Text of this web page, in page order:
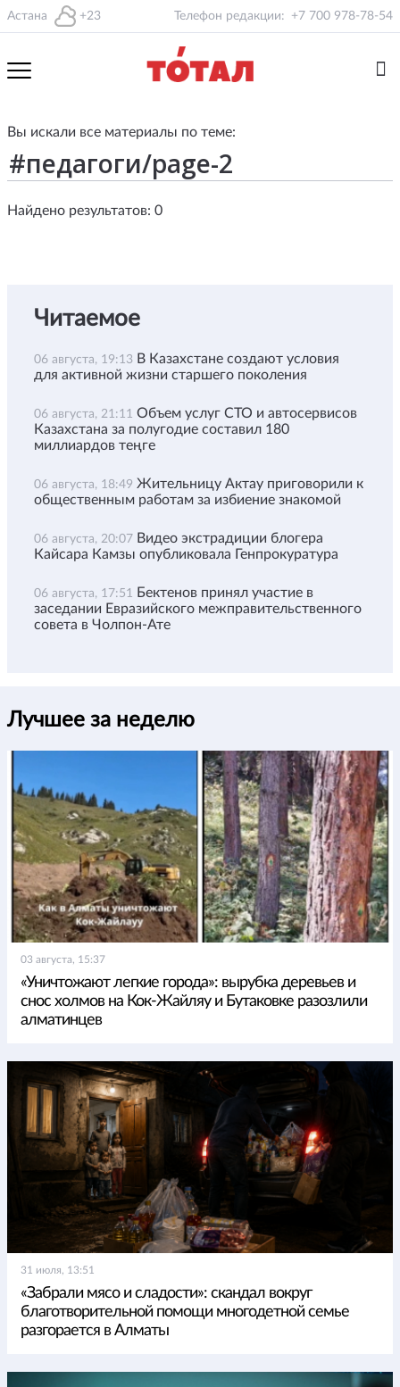
Астана +23 Телефон редакции: +7 700 978-78-54
Вы искали все материалы по теме:
Найдено результатов: 0
Читаемое
06 августа, 19:13 В Казахстане создают условия
для активной жизни старшего поколения
06 августа, 21:11 Объем услуг СТО и автосервисов
Казахстана за полугодие составил 180
миллиардов теңге
06 августа, 18:49 Жительницу Актау приговорили к
общественным работам за избиение знакомой
06 августа, 20:07 Видео экстрадиции блогера
Кайсара Камзы опубликовала Генпрокуратура
06 августа, 17:51 Бектенов принял участие в
заседании Евразийского межправительственного
совета в Чолпон-Ате
Лучшее за неделю
03 августа, 15:37
«Уничтожают легкие города»: вырубка деревьев и
снос холмов на Кок-Жайляу и Бутаковке разозлили
алматинцев
31 июля, 13:51
«Забрали мясо и сладости»: скандал вокруг
благотворительной помощи многодетной семье
разгорается в Алматы